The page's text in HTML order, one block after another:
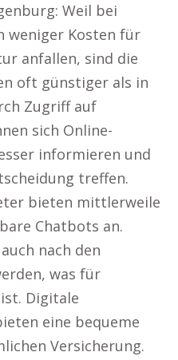
Weil bei
weniger Kosten für
anfallen, sind die
oft günstiger als in
Zugriff auf
sich Online-
informieren und
treffen.
bieten mittlerweile
Chatbots an.
nach den
was für
Digitale
eine bequeme
Versicherung.